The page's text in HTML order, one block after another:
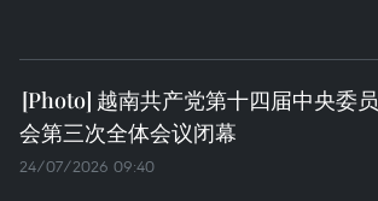
越南共产党第十四届中央委员
会第三次全体会议闭幕
24/07/2026 09:40